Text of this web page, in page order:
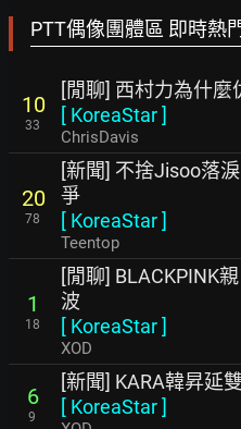
PTT偶像團體區 即時熱
10
33
[閒聊] 西村力為什麼
[ KoreaStar]
ChrisDavis
20
78
[新聞] 不捨Jisoo落
爭
[ KoreaStar]
Teentop
1
18
[閒聊] BLACKPINK
波
[ KoreaStar]
XOD
6
9
[新聞] KARA韓昇延
[ KoreaStar]